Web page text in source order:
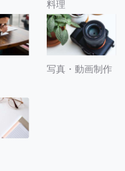
料理
写真・動画制作